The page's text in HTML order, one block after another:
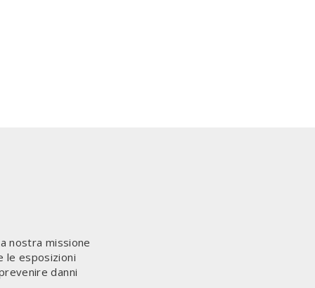
nostra missione
le esposizioni
danni